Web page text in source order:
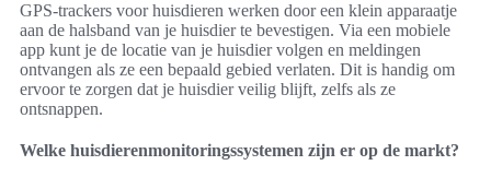
GPS-trackers voor huisdieren werken door een klein apparaatje
aan de halsband van je huisdier te bevestigen. Via een mobiele
app kunt je de locatie van je huisdier volgen en meldingen
ontvangen als ze een bepaald gebied verlaten. Dit is handig om
ervoor te zorgen dat je huisdier veilig blijft, zelfs als ze
ontsnappen.
Welke huisdierenmonitoringssystemen zijn er op de markt?